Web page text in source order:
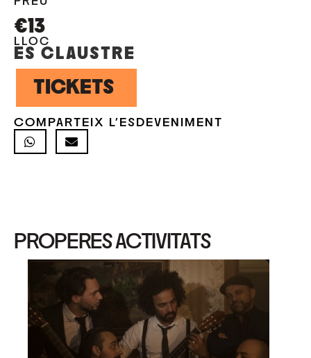
€13
LLOC
ES CLAUSTRE
TICKETS
COMPARTEIX L'ESDEVENIMENT
PROPERES ACTIVITATS